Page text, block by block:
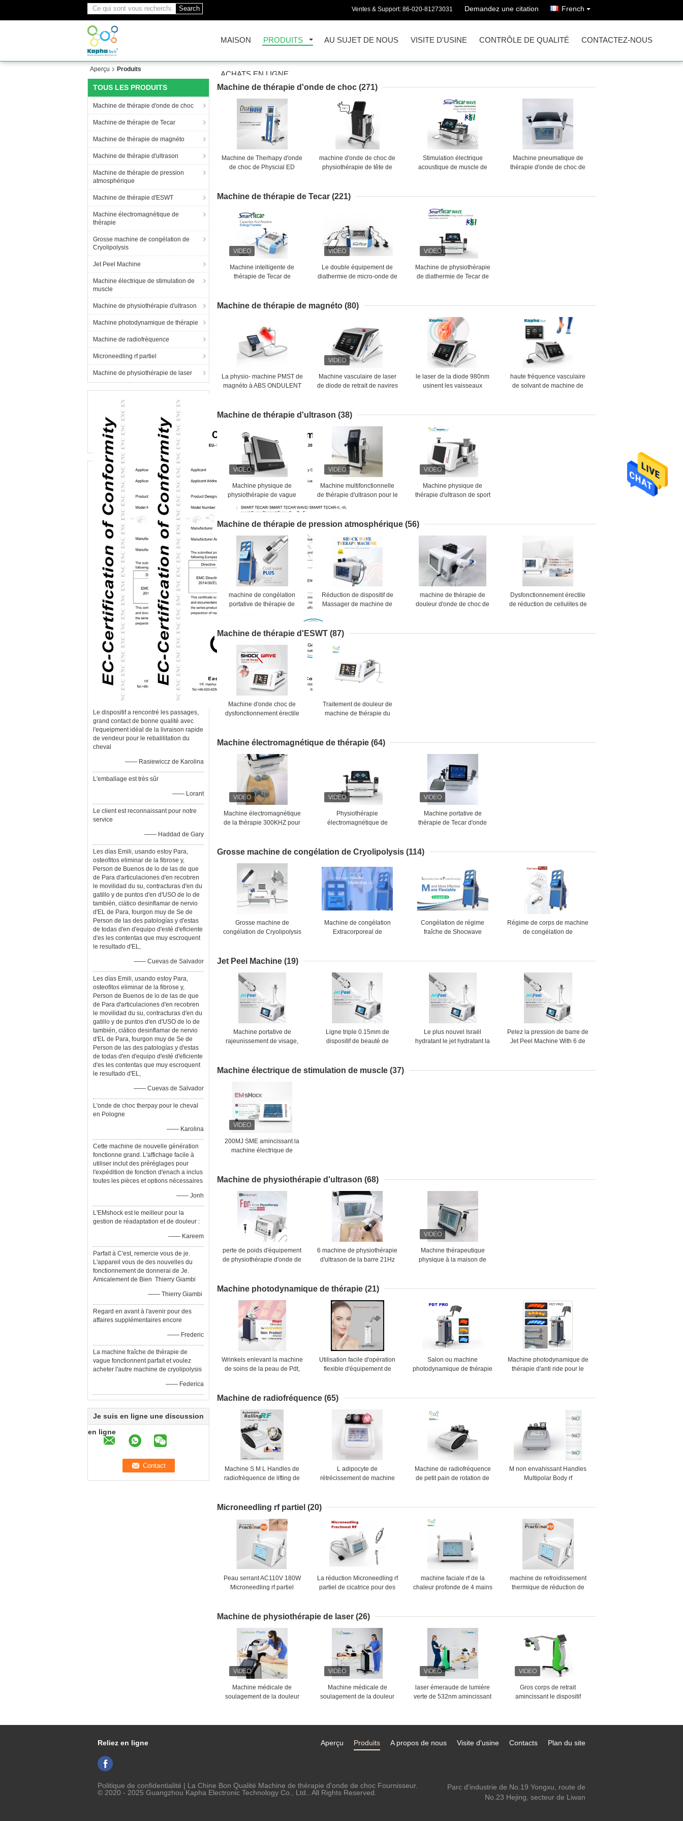
Search Ventes & Support: 86-020-81273031 Demandez une citation French
MAISON PRODUITS AU SUJET DE NOUS VISITE D'USINE CONTRÔLE DE QUALITÉ CONTACTEZ-NOUS
ACHATS EN LIGNE
Aperçu Produits
TOUS LES PRODUITS
Machine de thérapie d'onde de choc
Machine de thérapie de Tecar
Machine de thérapie de magnéto
Machine de thérapie d'ultrason
Machine de thérapie de pression
atmosphérique
Machine de thérapie d'ESWT
Machine électromagnétique de
thérapie
Grosse machine de congélation de
Cryolipolysis
Jet Peel Machine
Machine électrique de stimulation de
muscle
Machine de physiothérapie d'ultrason
Machine photodynamique de thérapie
Machine de radiofréquence
Microneedling rf partiel
Machine de physiothérapie de laser
Le dispositif a rencontré les passages,
grand contact de bonne qualité avec
l'equeipment idéal de la livraison rapide
de vendeur pour le rebalilitation du
cheval
—— Rasiewiccz de Karolina
L'emballage est très sûr
—— Lorant
Le client est reconnaissant pour notre
service
—— Haddad de Gary
Les días Emili, usando estoy Para,
osteofitos eliminar de la fibrose y,
Person de Buenos de lo de las de que
de Para d'articulaciones d'en recobren
le movilidad du su, contracturas d'en du
gatillo y de puntos d'en d'USO de lo de
también, ciático desinflamar de nervio
d'EL de Para, fourgon muy de Se de
Person de las des patologías y d'estas
de todas d'en d'equipo d'esté d'eficiente
d'es les contentas que muy escroquent
le resultado d'EL,
—— Cuevas de Salvador
Les días Emili, usando estoy Para,
osteofitos eliminar de la fibrose y,
Person de Buenos de lo de las de que
de Para d'articulaciones d'en recobren
le movilidad du su, contracturas d'en du
gatillo y de puntos d'en d'USO de lo de
también, ciático desinflamar de nervio
d'EL de Para, fourgon muy de Se de
Person de las des patologías y d'estas
de todas d'en d'equipo d'esté d'eficiente
d'es les contentas que muy escroquent
le resultado d'EL,
—— Cuevas de Salvador
L'onde de choc therpay pour le cheval
en Pologne
—— Karolina
Cette machine de nouvelle génération
fonctionne grand. L'affichage facile à
utiliser inclut des préréglages pour
l'expédition de fonction d'enach a inclus
toutes les pièces et options nécessaires
—— Jonh
L'EMshock est le meilleur pour la
gestion de réadaptation et de douleur :
—— Kareem
Parfait à C'est, remercie vous de je.
L'appareil vous de des nouvelles du
fonctionnement de donnerai de Je.
Amicalement de Bien Thierry Giambi
—— Thierry Giambi
Regard en avant à l'avenir pour des
affaires supplémentaires encore
—— Frederic
La machine fraîche de thérapie de
vague fonctionnent parfait et voulez
acheter l'autre machine de cryolipolysis
—— Federica
Je suis en ligne une discussion
en ligne
Machine de thérapie d'onde de choc (271)
Machine de Therhapy d'onde
de choc de Physcial ED
machine d'onde de choc de
physiothérapie de tête de
Stimulation électrique
acoustique de muscle de
Machine pneumatique de
thérapie d'onde de choc de
Machine de thérapie de Tecar (221)
Machine intelligente de
thérapie de Tecar de
Le double équipement de
diathermie de micro-onde de
de 80mm rf Tecar pour le
Machine de physiothérapie
de diathermie de Tecar de
sports
Machine de thérapie de magnéto (80)
La physio- machine PMST de
magnéto à ABS ONDULENT
de dos de PEMF
Machine vasculaire de laser
de diode de retrait de navires
le laser de la diode 980nm
usinent les vaisseaux
haute fréquence vasculaire
de solvant de machine de
Machine de thérapie d'ultrason (38)
Machine physique de
physiothérapie de vague
d'ultrason pour Fasciitis
plantaire
Machine multifonctionnelle
de thérapie d'ultrason pour le
dysfonctionnement érectile
Machine physique de
thérapie d'ultrason de sport
Machine de thérapie de pression atmosphérique (56)
machine de congélation
portative de thérapie de
pression atmosphérique de
fraîches grosse, corps non
Réduction de dispositif de
Massager de machine de
d'ESWT grosse
machine de thérapie de
douleur d'onde de choc de
cellulites
Dysfonctionnement érectile
de réduction de cellulites de
d'OEM
Machine de thérapie d'ESWT (87)
Machine d'onde choc de
dysfonctionnement érectile
Traitement de douleur de
machine de thérapie du
Machine électromagnétique de thérapie (64)
Machine électromagnétique
de la thérapie 300KHZ pour
Physiothérapie
électromagnétique de
grosse SME
Machine portative de
thérapie de Tecar d'onde
Grosse machine de congélation de Cryolipolysis (114)
Grosse machine de
congélation de Cryolipolysis
Machine de congélation
Extracorporeal de
Congélation de régime
fraîche de Shocwave
grosse
Régime de corps de machine
de congélation de
Jet Peel Machine (19)
Machine portative de
rajeunissement de visage,
Ligne triple 0.15mm de
dispositif de beauté de
pour absorber mieux
Le plus nouvel Israël
hydratant le jet hydratant la
machine mesotherapy de
Pelez la pression de barre de
Jet Peel Machine With 6 de
Machine électrique de stimulation de muscle (37)
200MJ SME amincissant la
machine électrique de
Machine de physiothérapie d'ultrason (68)
perte de poids d'équipement
de physiothérapie d'onde de
6 machine de physiothérapie
d'ultrason de la barre 21Hz
Machine thérapeutique
physique à la maison de
douleur de corps
Machine photodynamique de thérapie (21)
Wrinkels enlevant la machine
de soins de la peau de Pdt,
de 5 couleurs
Utilisation facile d'opération
flexible d'équipement de
porte-à-faux
Salon ou machine
photodynamique de thérapie
indolore
Machine photodynamique de
thérapie d'anti ride pour le
Machine de radiofréquence (65)
Machine S M L Handles de
radiofréquence de lifting de
L adipocyte de
rétrécissement de machine
toutes les parties du corps
Machine de radiofréquence
de petit pain de rotation de
M non envahissant Handles
Multipolar Body rf
Microneedling rf partiel (20)
Peau serrant AC110V 180W
Microneedling rf partiel
La réduction Microneedling rf
partiel de cicatrice pour des
machine faciale rf de la
chaleur profonde de 4 mains
machine de refroidissement
thermique de réduction de
de 10,4 pouces
Machine de physiothérapie de laser (26)
Machine médicale de
soulagement de la douleur
physiothérapie
Machine médicale de
soulagement de la douleur
physiothérapie
laser émeraude de lumière
verte de 532nm amincissant
Gros corps de retrait
amincissant le dispositif
Reliez en ligne Plan du site
Contacts
Visite d'usine
A propos de nous
Produits
Aperçu
Politique de confidentialité | La Chine Bon Qualité Machine de thérapie d'onde de choc Fournisseur.
© 2020 - 2025 Guangzhou Kapha Electronic Technology Co., Ltd.. All Rights Reserved.
Parc d'industrie de No.19 Yongxu, route de
No.23 Hejing, secteur de Liwan